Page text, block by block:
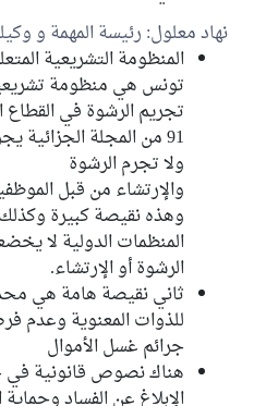
نهاد معلول: رئيسة المهمة و
المنظومة التشريعية
تونس هي منظومة
تجريم الرشوة في
91 من المجلة الجزائية
ولا تجرم الرشوة
والإرتشاء من قبل
وهذه نقيصة كبيرة
المنظمات الدولية لا
الرشوة أو الإرتشاء.
ثاني نقيصة هامة هي
للذوات المعنوية وعدم
جرائم غسل الأموال
هناك نصوص قانونية في